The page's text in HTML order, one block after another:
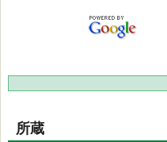
所蔵